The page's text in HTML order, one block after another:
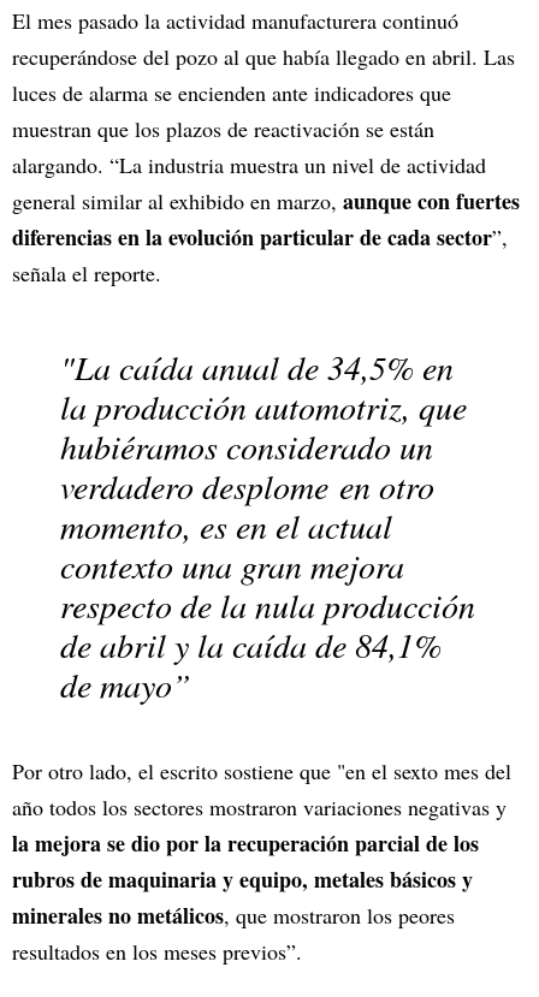
El mes pasado la actividad manufacturera continuó
recuperándose del pozo al que había llegado en abril. Las
luces de alarma se encienden ante indicadores que
muestran que los plazos de reactivación se están
alargando. “La industria muestra un nivel de actividad
general similar al exhibido en marzo, aunque con fuertes
diferencias en la evolución particular de cada sector”,
señala el reporte.
"La caída anual de 34,5% en
la producción automotriz, que
hubiéramos considerado un
verdadero desplome en otro
momento, es en el actual
contexto una gran mejora
respecto de la nula producción
de abril y la caída de 84,1%
de mayo”
Por otro lado, el escrito sostiene que "en el sexto mes del
año todos los sectores mostraron variaciones negativas y
la mejora se dio por la recuperación parcial de los
rubros de maquinaria y equipo, metales básicos y
minerales no metálicos, que mostraron los peores
resultados en los meses previos”.